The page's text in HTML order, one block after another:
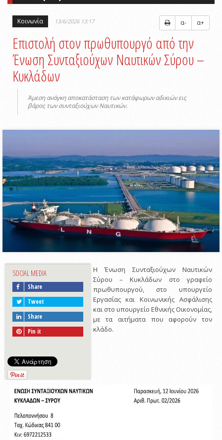
Κοινωνία 13/6/2026 13:17 α- α+
Επιστολή στον πρωθυπουργό από την
Ένωση Συνταξιούχων Ναυτικών Σύρου –
Κυκλάδων
Άμεση ανάγκη αποκατάσταση των κατάφωρων αδικιών εις
βάρος των συνταξιούχων Ναυτικών.
SOCIAL MEDIA
Share
Tweet
Share
Pin it
Η Ένωση Συνταξιούχων Ναυτικών
Σύρου – Κυκλάδων στο γραφείο
πρωθυπουργού, στο υπουργείο
Εργασίας και Κοινωνικής Ασφάλισης
και στο υπουργείο Εθνικής Οικονομίας,
με τα αιτήματα που αφορούν τον
κλάδο.